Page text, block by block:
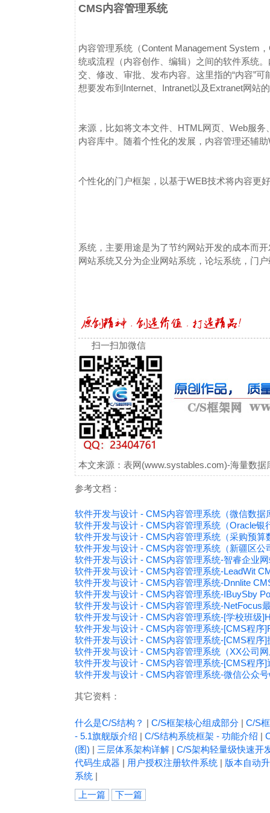
CMS内容管理系统
内容管理系统（Content Management System
统或流程（内容创作、编辑）之间的软件系统
交、修改、审批、发布内容。这里指的“内容”
想要发布到Internet、Intranet以及Extranet网站
来源，比如将文本文件、HTML网页、Web服
内容库中。 随着个性化的发展，内容管理还辅
个性化的门户框架，以基于WEB技术将内容更
系统，主要用途是为了节约网站开发的成本而
网站系统又分为企业网站系统，论坛系统，门
扫一扫加微信
本文来源：表网(www.systables.com)-海量数
参考文档：
软件开发与设计 - CMS内容管理系统（微信数据
软件开发与设计 - CMS内容管理系统（Oracle银
软件开发与设计 - CMS内容管理系统（采购预算
软件开发与设计 - CMS内容管理系统（新疆区公
软件开发与设计 - CMS内容管理系统-智睿企业
软件开发与设计 - CMS内容管理系统-LeadWit
软件开发与设计 - CMS内容管理系统-Dnnlite
软件开发与设计 - CMS内容管理系统-IBuySby
软件开发与设计 - CMS内容管理系统-NetFocus
软件开发与设计 - CMS内容管理系统-[学校班级
软件开发与设计 - CMS内容管理系统-[CMS程序
软件开发与设计 - CMS内容管理系统-[CMS程序
软件开发与设计 - CMS内容管理系统（XX公司
软件开发与设计 - CMS内容管理系统-[CMS程序
软件开发与设计 - CMS内容管理系统-微信公众
其它资料：
什么是C/S结构？ | C/S框架核心组成部分 | C/S
- 5.1旗舰版介绍 | C/S结构系统框架 - 功能介绍 |
(图) | 三层体系架构详解 | C/S架构轻量级快速开
代码生成器 | 用户授权注册软件系统 | 版本自动
系统 |
上一篇
下一篇